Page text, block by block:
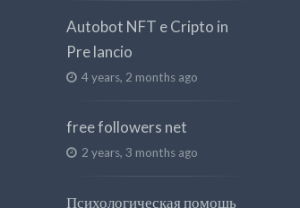
Autobot NFT e Cripto in
Pre lancio
4 years, 2 months ago
free followers net
2 years, 3 months ago
Психологическая помощь